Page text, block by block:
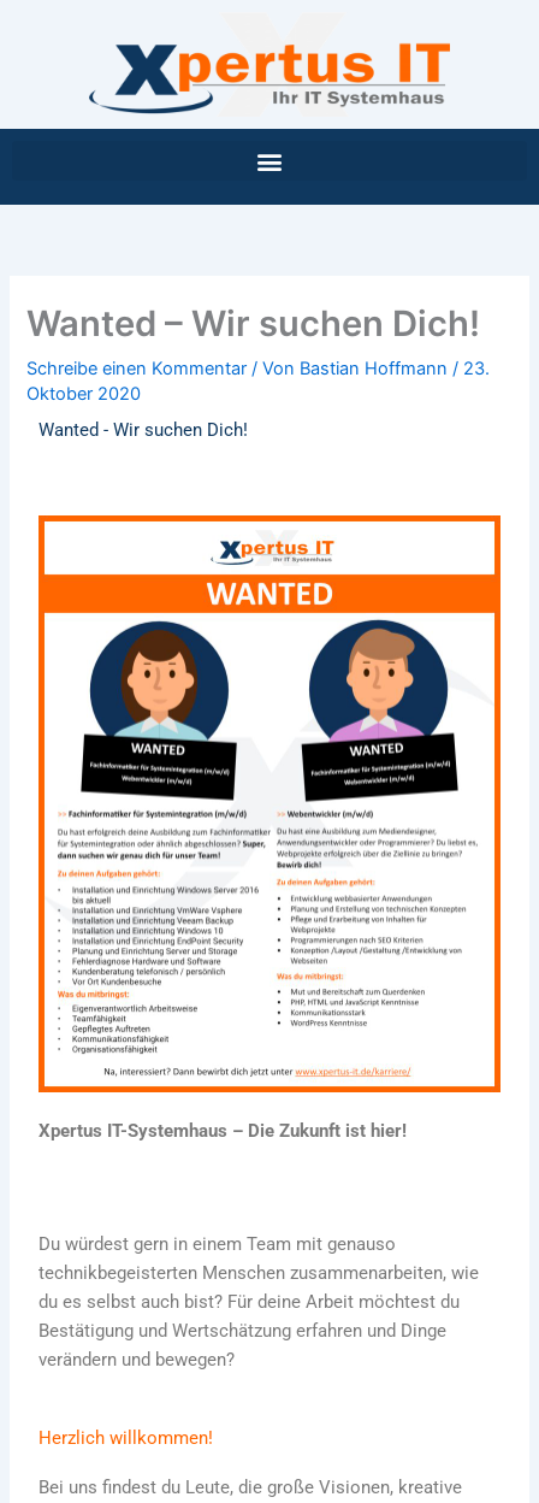
Wanted – Wir suchen Dich!
Schreibe einen Kommentar / Von Bastian Hoffmann/ 23.
Oktober 2020
Wanted - Wir suchen Dich!
Xpertus IT-Systemhaus – Die Zukunft ist hier!
Du würdest gern in einem Team mit genauso
technikbegeisterten Menschen zusammenarbeiten, wie
du es selbst auch bist? Für deine Arbeit möchtest du
Bestätigung und Wertschätzung erfahren und Dinge
verändern und bewegen?
Herzlich willkommen!
Bei uns findest du Leute, die große Visionen, kreative